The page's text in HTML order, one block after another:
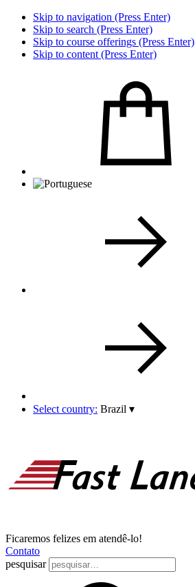
Skip to navigation (Press Enter)
Skip to search (Press Enter)
Skip to course offerings (Press Enter)
Skip to content (Press Enter)
Select country: Brazil ▾
Ficaremos felizes em atendê-lo!
Contato
pesquisar